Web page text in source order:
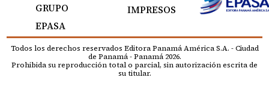
GRUPO
EPASA
IMPRESOS
Todos los derechos reservados Editora Panamá América S.A. - Ciudad
de Panamá - Panamá 2026.
Prohibida su reproducción total o parcial, sin autorización escrita de
su titular.